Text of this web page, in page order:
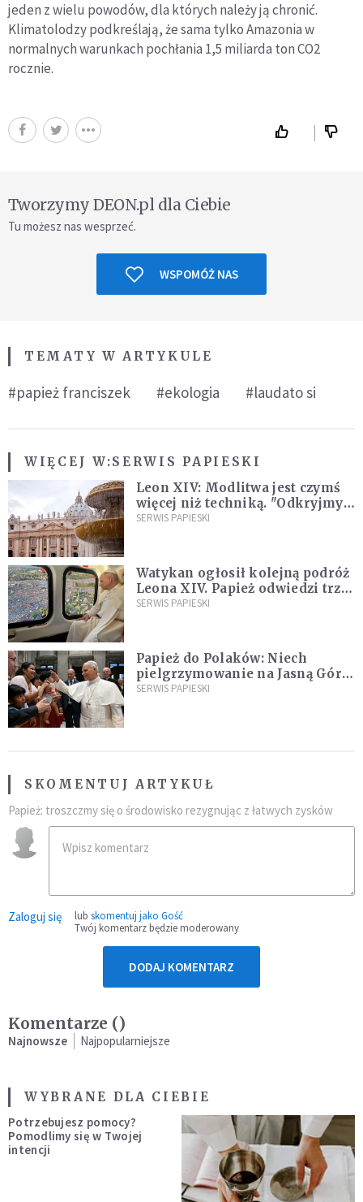
jeden z wielu powodów, dla których należy ją chronić.
Klimatolodzy podkreślają, że sama tylko Amazonia w
normalnych warunkach pochłania 1,5 miliarda ton CO2
rocznie.
Tworzymy DEON.pl dla Ciebie
Tu możesz nas wesprzeć.
WSPOMÓŻ NAS
TEMATY W ARTYKULE
#papież franciszek #ekologia #laudato si
WIĘCEJ W:SERWIS PAPIESKI
Leon XIV: Modlitwa jest czymś
więcej niż techniką. "Odkryjmy
ją na nowo"
SERWIS PAPIESKI
Watykan ogłosił kolejną podróż
Leona XIV. Papież odwiedzi trzy
kraje Ameryki Południowej
SERWIS PAPIESKI
Papież do Polaków: Niech
pielgrzymowanie na Jasną Górę
umocni wiarę i nadzieję
SERWIS PAPIESKI
SKOMENTUJ ARTYKUŁ
Papież: troszczmy się o środowisko rezygnując z łatwych zysków
Zaloguj się lub skomentuj jako Gość
Twój komentarz będzie moderowany
DODAJ KOMENTARZ
Komentarze ()
Najnowsze Najpopularniejsze
WYBRANE DLA CIEBIE
Potrzebujesz pomocy?
Pomodlimy się w Twojej
intencji